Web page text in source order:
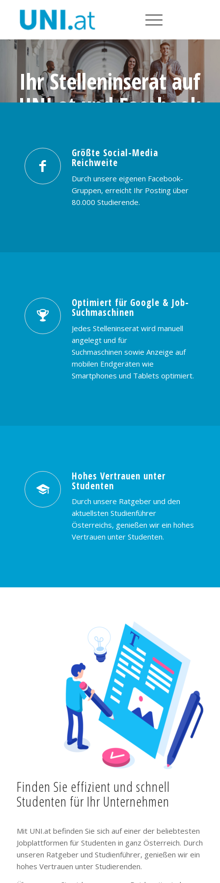
Ihr Stelleninserat auf
UNI.at und Facebook
PREISE & BUCHUNG KONTAKT
Größte Social-Media
Reichweite
Durch unsere eigenen Facebook-
Gruppen, erreicht Ihr Posting über
80.000 Studierende.
Optimiert für Google & Job-
Suchmaschinen
Jedes Stelleninserat wird manuell
angelegt und für
Suchmaschinen sowie Anzeige auf
mobilen Endgeräten wie
Smartphones und Tablets optimiert.
Hohes Vertrauen unter
Studenten
Durch unsere Ratgeber und den
aktuellsten Studienführer
Österreichs, genießen wir ein hohes
Vertrauen unter Studenten.
Finden Sie effizient und schnell
Studenten für Ihr Unternehmen
Mit UNI.at befinden Sie sich auf einer der beliebtesten
Jobplattformen für Studenten in ganz Österreich. Durch
unseren Ratgeber und Studienführer, genießen wir ein
hohes Vertrauen unter Studierenden.